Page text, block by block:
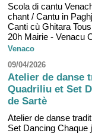
Scola di cantu
chant / Cantu in
Canti cù Ghitara
20h Mairie - Venacu
Venaco
09/04/2026
Atelier de danse
Quadriliu et Set
de Sartè
Atelier de danse
Set Dancing Chaque